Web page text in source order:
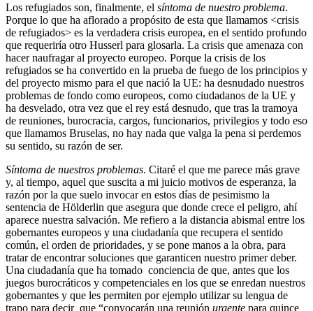
Los refugiados son, finalmente, el síntoma de nuestro problema.
Porque lo que ha aflorado a propósito de esta que llamamos <crisis
de refugiados> es la verdadera crisis europea, en el sentido profundo
que requeriría otro Husserl para glosarla. La crisis que amenaza con
hacer naufragar al proyecto europeo. Porque la crisis de los
refugiados se ha convertido en la prueba de fuego de los principios y
del proyecto mismo para el que nació la UE: ha desnudado nuestros
problemas de fondo como europeos, como ciudadanos de la UE y
ha desvelado, otra vez que el rey está desnudo, que tras la tramoya
de reuniones, burocracia, cargos, funcionarios, privilegios y todo eso
que llamamos Bruselas, no hay nada que valga la pena si perdemos
su sentido, su razón de ser.
Síntoma de nuestros problemas. Citaré el que me parece más grave
y, al tiempo, aquel que suscita a mi juicio motivos de esperanza, la
razón por la que suelo invocar en estos días de pesimismo la
sentencia de Hölderlin que asegura que donde crece el peligro, ahí
aparece nuestra salvación. Me refiero a la distancia abismal entre los
gobernantes europeos y una ciudadanía que recupera el sentido
común, el orden de prioridades, y se pone manos a la obra, para
tratar de encontrar soluciones que garanticen nuestro primer deber.
Una ciudadanía que ha tomado conciencia de que, antes que los
juegos burocráticos y competenciales en los que se enredan nuestros
gobernantes y que les permiten por ejemplo utilizar su lengua de
trapo para decir que “convocarán una reunión urgente para quince